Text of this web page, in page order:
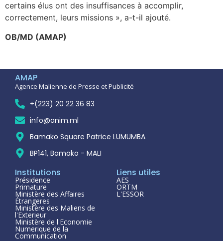
certains élus ont des insuffisances à accomplir,
correctement, leurs missions », a-t-il ajouté.
OB/MD (AMAP)
AMAP
Agence Malienne de Presse et Publicité
+(223) 20 22 36 83
info@anim.ml
Bamako Square Patrice LUMUMBA
BP141, Bamako - MALI
Institutions
Présidence
Primature
Ministère des Affaires
Étrangeres
Ministère des Maliens de
l'Exterieur
Ministère de l'Economie
Numerique de la
Communication
Liens utiles
AES
ORTM
L'ESSOR